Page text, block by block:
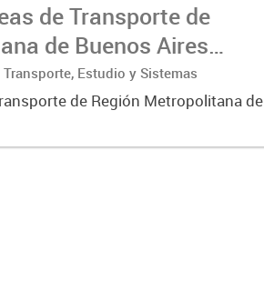
de Transporte de
de Buenos Aires
Estudio y Sistemas
de Región Metropolitana de